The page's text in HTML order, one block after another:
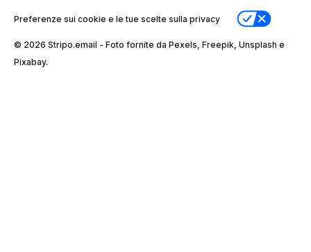
Preferenze sui cookie e le tue scelte sulla privacy
© 2026 Stripо.email - Foto fornite da Pexels, Freepik, Unsplash e
Pixabay.